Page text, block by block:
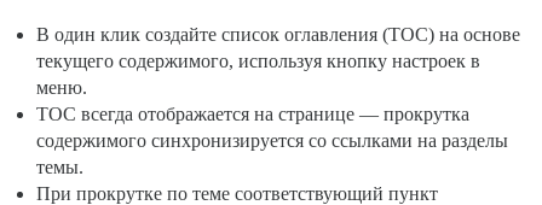
В один клик создайте список оглавления (TOC) на основе
текущего содержимого, используя кнопку настроек в
меню.
TOC всегда отображается на странице — прокрутка
содержимого синхронизируется со ссылками на разделы
темы.
При прокрутке по теме соответствующий пункт